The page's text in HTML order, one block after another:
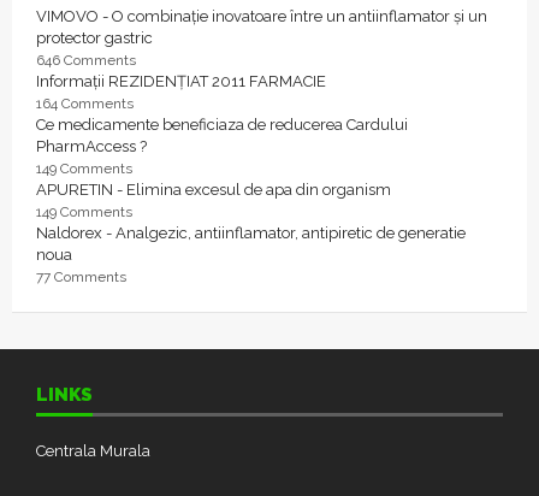
VIMOVO - O combinație inovatoare între un antiinflamator și un
protector gastric
646 Comments
Informații REZIDENȚIAT 2011 FARMACIE
164 Comments
Ce medicamente beneficiaza de reducerea Cardului
PharmAccess ?
149 Comments
APURETIN - Elimina excesul de apa din organism
149 Comments
Naldorex - Analgezic, antiinflamator, antipiretic de generatie
noua
77 Comments
LINKS
Centrala Murala